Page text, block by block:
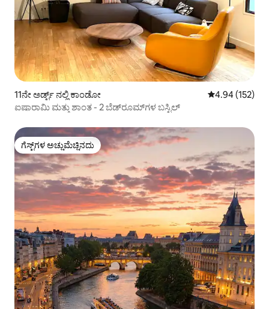
11ನೇ ಅರ್ಡ್ಟ್ ನಲ್ಲಿ ಕಾಂಡೋ 5 ರಲ್ಲಿ 4.94
4.94 (152)
ಐಷಾರಾಮಿ ಮತ್ತು ಶಾಂತ - 2 ಬೆಡ್‌ರೂಮ್‌ಗಳ ಬಸ್ಟಿಲ್
ಗೆಸ್ಟ್‌ಗಳ ಅಚ್ಚುಮೆಚ್ಚಿನದು
ಗೆಸ್ಟ್‌ಗಳ ಅಚ್ಚುಮೆಚ್ಚಿನದು